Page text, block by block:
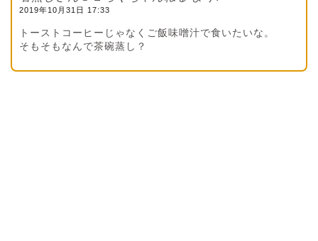
2019年10月31日 17:33
トーストコーヒーじゃなくご飯味噌汁で食いたいな。
そもそもなんで茶碗蒸し？